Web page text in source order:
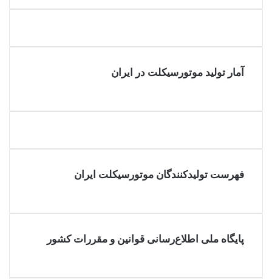
آمار تولید موتورسیکلت در ایران
فهرست تولیدکنندگان موتورسیکلت ایران
پایگاه ملی اطلاع‌رسانی قوانین و مقررات کشور